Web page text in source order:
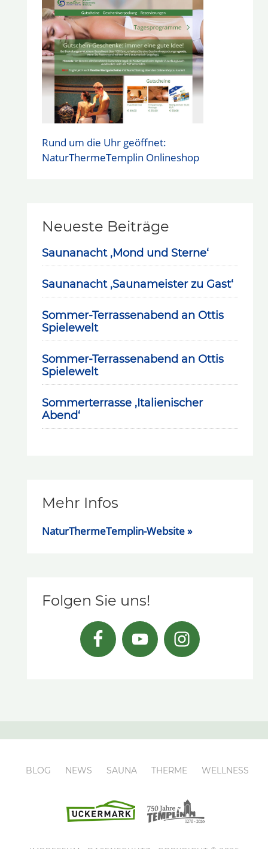
Rund um die Uhr geöffnet:
NaturThermeTemplin Onlineshop
Neueste Beiträge
Saunanacht ‚Mond und Sterne‘
Saunanacht ‚Saunameister zu Gast‘
Sommer-Terrassenabend an Ottis
Spielewelt
Sommer-Terrassenabend an Ottis
Spielewelt
Sommerterrasse ‚Italienischer
Abend‘
Mehr Infos
NaturThermeTemplin-Website »
Folgen Sie uns!
BLOG NEWS SAUNA THERME WELLNESS